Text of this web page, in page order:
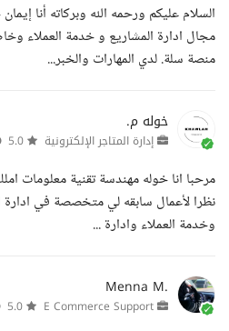
مجال ادارة المشاريع و خدمة العملاء
منصة سلة. لدي المهارات والخبر...
خوله م.
إدارة المتاجر الإلكترونية
مرحبا انا خوله مهندسة تقنية معلومات
نظرا لأعمال سابقه لي متخصصة في ادارة
وخدمة العملاء وادارة ...
Menna M.